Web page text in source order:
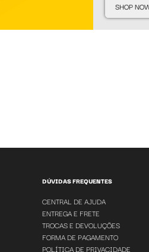
SHOP
DÚVIDAS FREQUENTES
CENTRAL DE AJUDA
ENTREGA E FRETE
TROCAS E DEVOLUÇÕES
FORMA DE PAGAMENTO
POLÍTICA DE PRIVACIDADE